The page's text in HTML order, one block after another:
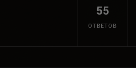
55
ОТВЕТОВ